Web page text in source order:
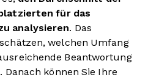
für das
analysieren. Das
welchen Umfang
Beantwortung
können Sie Ihre